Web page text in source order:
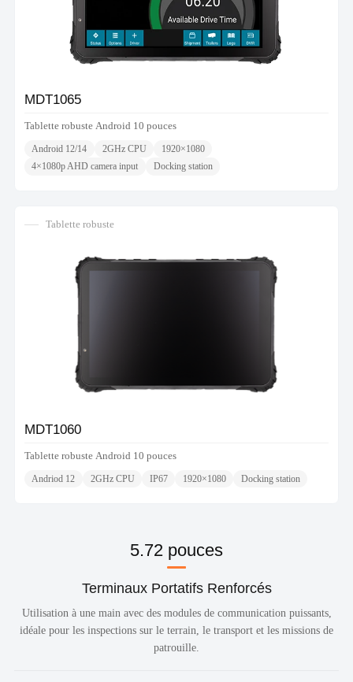
MDT1065
Tablette robuste Android 10 pouces
Android 12/14 2GHz CPU
1920×1080
4×1080p AHD camera input
Docking station
Tablette robuste
MDT1060
Tablette robuste Android 10 pouces
Andriod 12 2GHz CPU IP67 1920×1080 Docking station
5.72 pouces
Terminaux Portatifs Renforcés
Utilisation à une main avec des modules de communication puissants,
idéale pour les inspections sur le terrain, le transport et les missions de
patrouille.